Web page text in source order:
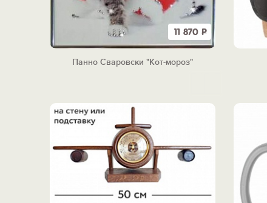
11 870Р
Панно Сваровски "Кот-мороз"